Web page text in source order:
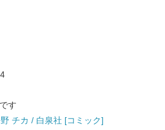
す
チカ / 白泉社 [コミック]